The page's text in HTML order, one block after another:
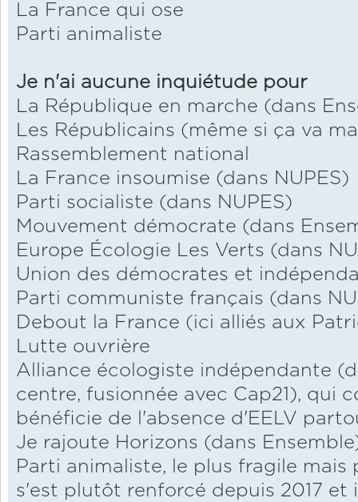
La France qui ose
Parti animaliste
Je n'ai aucune inquiétude pour
La République en marche (dans
Les Républicains (même si ça va
Rassemblement national
La France insoumise (dans NUPES)
Parti socialiste (dans NUPES)
Mouvement démocrate (dans
Europe Écologie Les Verts (dans
Union des démocrates et
Parti communiste français (dans
Debout la France (ici alliés aux
Lutte ouvrière
Alliance écologiste indépendante
centre, fusionnée avec Cap21), qui
bénéficie de l'absence d'EELV
Je rajoute Horizons (dans
Parti animaliste, le plus fragile
s'est plutôt renforcé depuis 2017 et